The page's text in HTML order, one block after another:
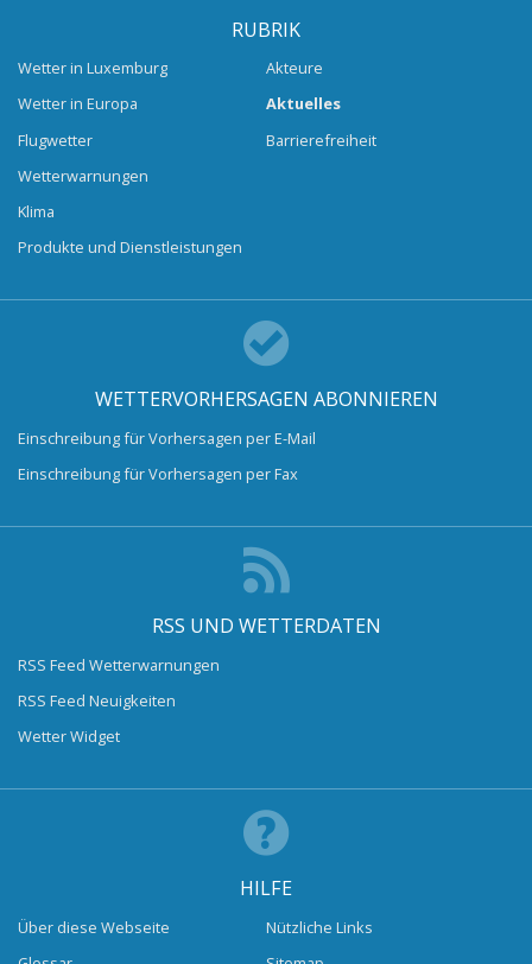
RUBRIK
Wetter in Luxemburg
Wetter in Europa
Flugwetter
Wetterwarnungen
Klima
Produkte und Dienstleistungen
Akteure
Aktuelles
Barrierefreiheit
WETTERVORHERSAGEN ABONNIEREN
Einschreibung für Vorhersagen per E-Mail
Einschreibung für Vorhersagen per Fax
RSS UND WETTERDATEN
RSS Feed Wetterwarnungen
RSS Feed Neuigkeiten
Wetter Widget
HILFE
Über diese Webseite
Nützliche Links